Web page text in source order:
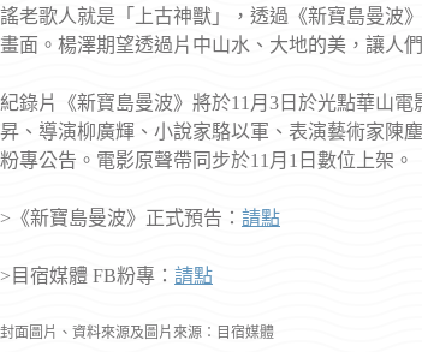
謠老歌人就是「上古神獸」，透過《新寶島曼波
畫面。楊澤期望透過片中山水、大地的美，讓人
紀錄片《新寶島曼波》將於11月3日於光點華山
昇、導演柳廣輝、小說家駱以軍、表演藝術家陳
粉專公告。電影原聲帶同步於11月1日數位上架。
>《新寶島曼波》正式預告： 請點
>目宿媒體 FB粉專： 請點
封面圖片、資料來源及圖片來源：目宿媒體